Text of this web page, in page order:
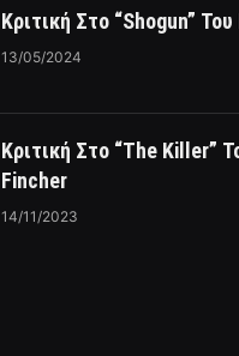
Κριτική Στο “Shogun” Του
13/05/2024
Κριτική Στο “The Killer”
Fincher
14/11/2023